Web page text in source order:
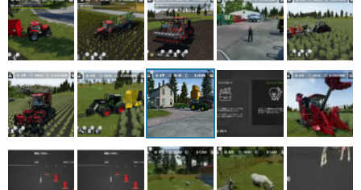
その他
電ファミニコゲーマーとは？
運営：株式会社マレ